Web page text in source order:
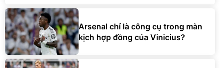
Arsenal chỉ là công cụ trong màn
kịch hợp đồng của Vinicius?